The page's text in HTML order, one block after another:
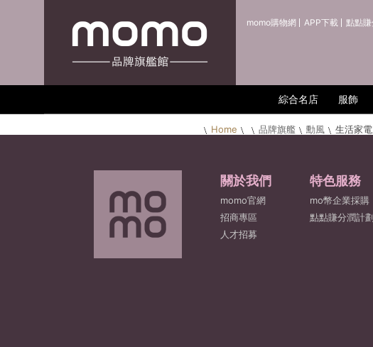
momo購物網 APP下載 點點
綜合名店 服飾
Home 品牌旗艦 勳風 生活家
關於我們
momo官網
招商專區
人才招募
特色服務
mo幣企業採購
點點賺分潤計劃